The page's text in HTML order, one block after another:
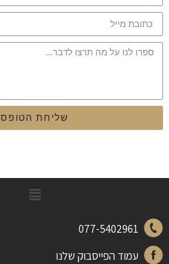
שליחת הטופס
077-5402961
עמוד הפייסבוק שלנו